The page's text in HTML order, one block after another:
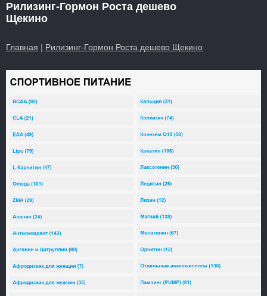
Рилизинг-Гормон Роста дешево
Щекино
Главная | Рилизинг-Гормон Роста дешево Щекино